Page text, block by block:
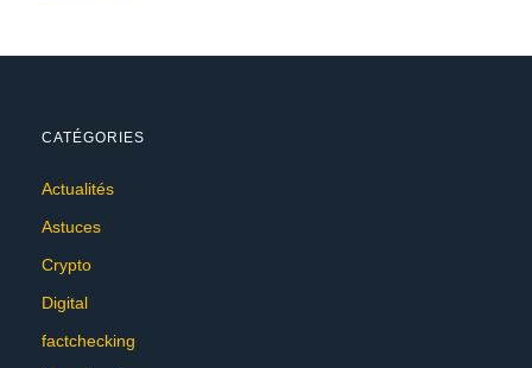
CATÉGORIES
Actualités
Astuces
Crypto
Digital
factchecking